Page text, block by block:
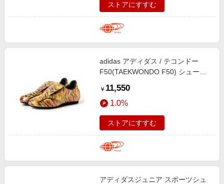
ストアにすすむ
adidas アディダス / テコンドー
F50(TAEKWONDO F50) シューズ
￥ 11,550
1.0%
ストアにすすむ
アディダスジュニア スポーツシュ